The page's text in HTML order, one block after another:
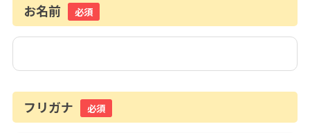
お名前 必須
フリガナ 必須